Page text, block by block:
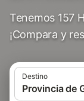
Tenemos 157
¡Compara y
Destino
Provincia de